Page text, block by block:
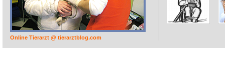
Online Tierarzt @ tierarztblog.com